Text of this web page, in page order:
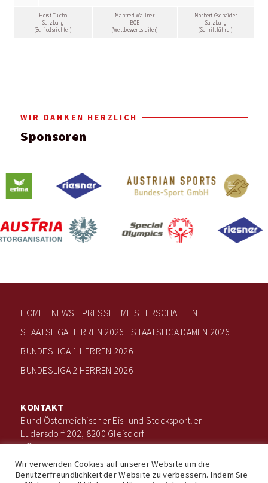
Horst Tucho
Salzburg
(Schiedsrichter)
Manfred Wallner
BÖE
(Wettbewerbsleiter)
Norbert Gschaider
Salzburg
(Schriftführer)
WIR DANKEN HERZLICH
Sponsoren
HOME NEWS PRESSE
MEISTERSCHAFTEN
STAATSLIGA HERREN 2026
STAATSLIGA DAMEN 2026
BUNDESLIGA 1 HERREN 2026
BUNDESLIGA 2 HERREN 2026
KONTAKT
Bund Österreichischer Eis- und Stocksportler
Ludersdorf 202, 8200 Gleisdorf
office@boee.at
+43 660 506 7203
Wir verwenden Cookies auf unserer Website um die
Benutzerfreundlichkeit der Website zu verbessern. Indem Sie